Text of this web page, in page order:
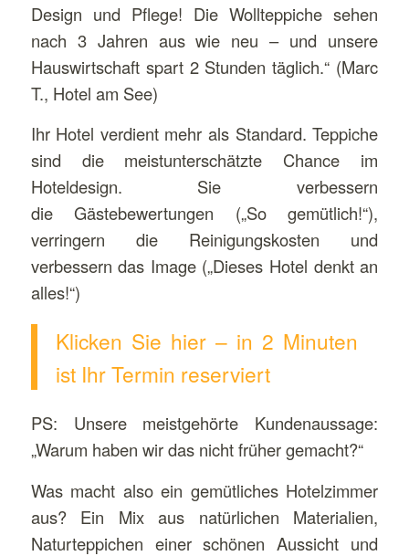
Design und Pflege! Die Wollteppiche sehen
nach 3 Jahren aus wie neu – und unsere
Hauswirtschaft spart 2 Stunden täglich.“ (Marc
T., Hotel am See)
Ihr Hotel verdient mehr als Standard. Teppiche
sind die meistunterschätzte Chance im
Hoteldesign. Sie verbessern
die Gästebewertungen („So gemütlich!“),
verringern die Reinigungskosten und
verbessern das Image („Dieses Hotel denkt an
alles!“)
Klicken Sie hier – in 2 Minuten
ist Ihr Termin reserviert
PS: Unsere meistgehörte Kundenaussage:
„Warum haben wir das nicht früher gemacht?“
Was macht also ein gemütliches Hotelzimmer
aus? Ein Mix aus natürlichen Materialien,
Naturteppichen einer schönen Aussicht und